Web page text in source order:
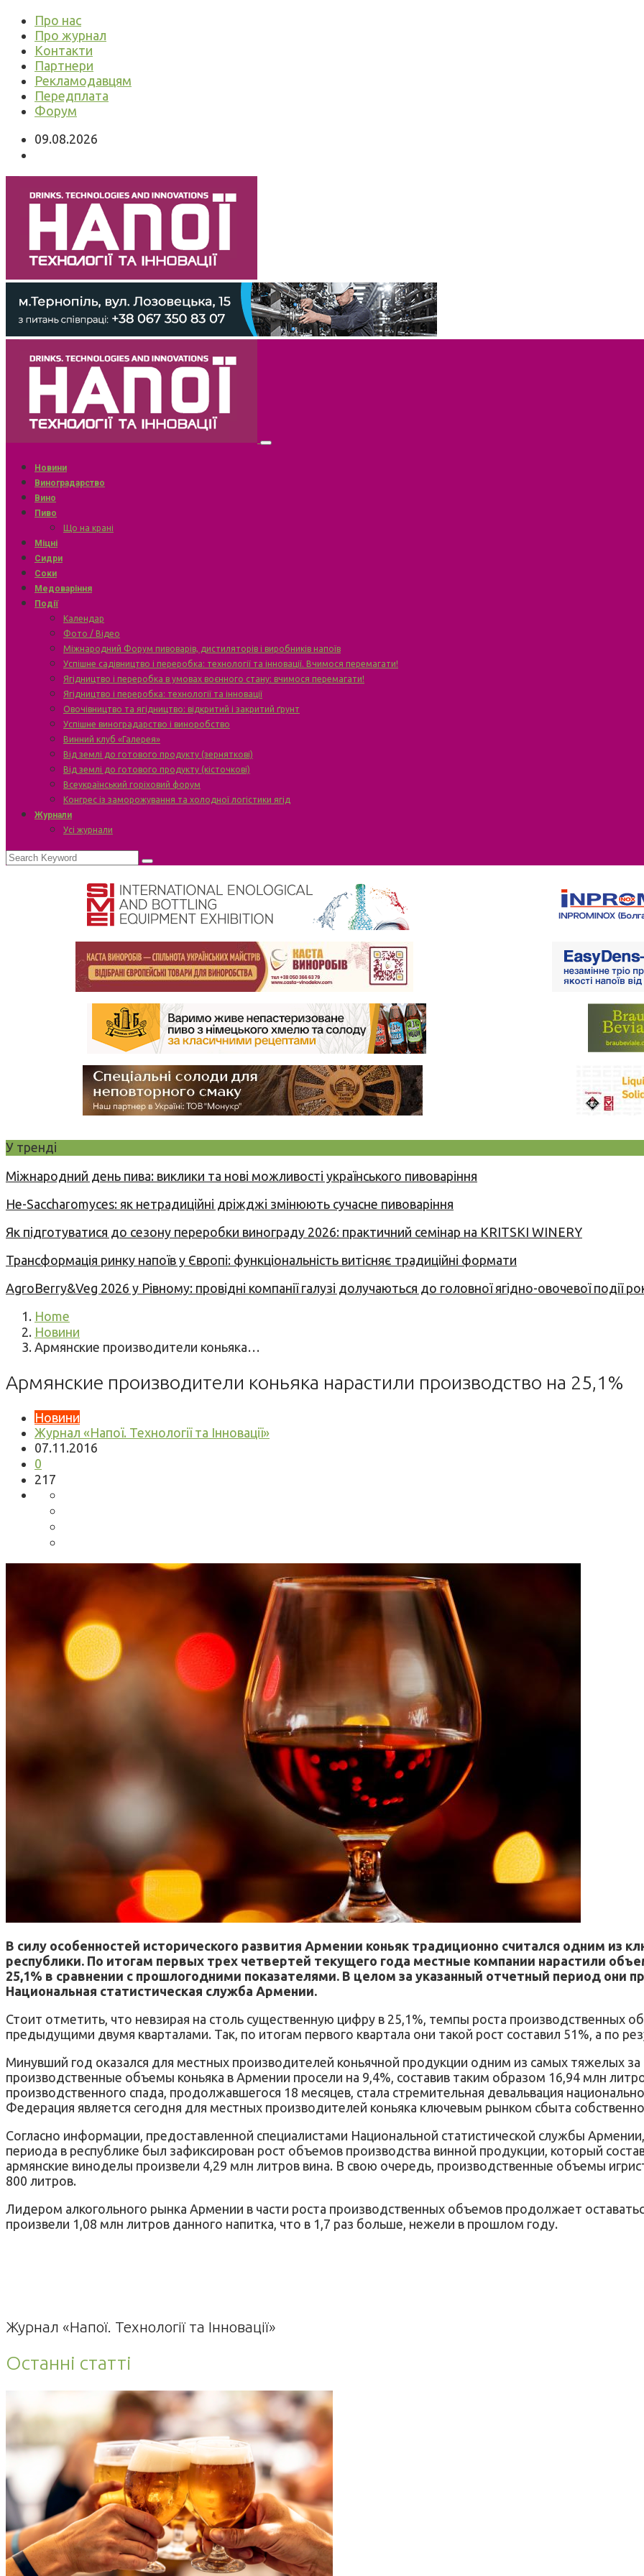
Про нас
Про журнал
Контакти
Партнери
Рекламодавцям
Передплата
Форум
09.08.2026
Новини
Виноградарство
Вино
Пиво
Що на крані
Міцні
Сидри
Соки
Медоваріння
Події
Календар
Фото / Відео
Міжнародний Форум пивоварів, дистиляторів і виробників напоїв
Успішне садівництво і переробка: технології та інновації. Вчимося перемагати!
Ягідництво і переробка в умовах воєнного стану: вчимося перемагати!
Ягідництво і переробка: технології та інновації
Овочівництво та ягідництво: відкритий і закритий ґрунт
Успішне виноградарство і виноробство
Винний клуб «Галерея»
Від землі до готового продукту (зерняткові)
Від землі до готового продукту (кісточкові)
Всеукраїнський горіховий форум
Конгрес із заморожування та холодної логістики ягід
Журнали
Усі журнали
У тренді
Міжнародний день пива: виклики та нові можливості українського пивоваріння
Не-Saccharomyces: як нетрадиційні дріжджі змінюють сучасне пивоваріння
Як підготуватися до сезону переробки винограду 2026: практичний семінар на KRITSKI WINERY
Трансформація ринку напоїв у Європі: функціональність витісняє традиційні формати
AgroBerry&Veg 2026 у Рівному: провідні компанії галузі долучаються до головної ягідно-овочевої події
Home
Новини
Армянские производители коньяка…
Армянские производители коньяка нарастили производство на 25,1%
Новини
Журнал «Напої. Технології та Інновації»
07.11.2016
0
217
В силу особенностей исторического развития Армении коньяк традиционно считался одним из
республики. По итогам первых трех четвертей текущего года местные компании нарастили
25,1% в сравнении с прошлогодними показателями. В целом за указанный отчетный период они
Национальная статистическая служба Армении.
Стоит отметить, что невзирая на столь существенную цифру в 25,1%, темпы роста производственных
предыдущими двумя кварталами. Так, по итогам первого квартала они такой рост составил 51%, а по
Минувший год оказался для местных производителей коньячной продукции одним из самых тяжелых за
производственные объемы коньяка в Армении просели на 9,4%, составив таким образом 16,94 млн
производственного спада, продолжавшегося 18 месяцев, стала стремительная девальвация
Федерация является сегодня для местных производителей коньяка ключевым рынком сбыта
Согласно информации, предоставленной специалистами Национальной статистической службы
периода в республике был зафиксирован рост объемов производства винной продукции, который
армянские виноделы произвели 4,29 млн литров вина. В свою очередь, производственные объемы
800 литров.
Лидером алкогольного рынка Армении в части роста производственных объемов продолжает
произвели 1,08 млн литров данного напитка, что в 1,7 раз больше, нежели в прошлом году.
Журнал «Напої. Технології та Інновації»
Останні статті